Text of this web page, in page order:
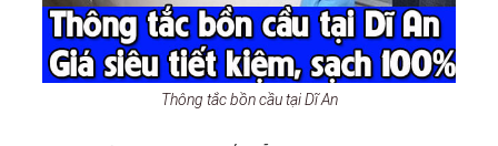
Thông tắc bồn cầu tại Dĩ An